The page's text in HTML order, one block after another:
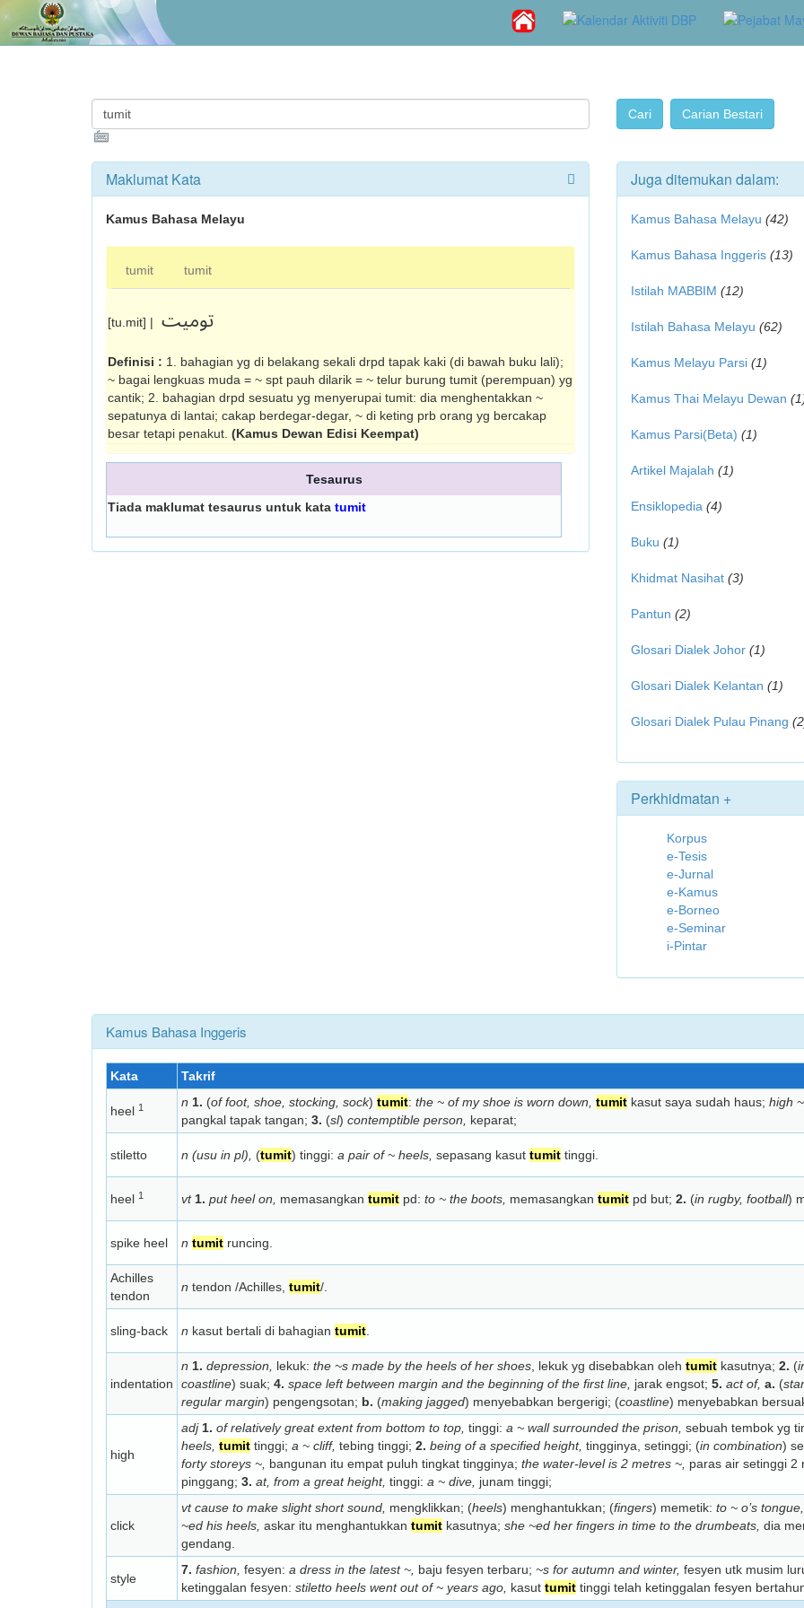
Maklumat Kata
Kamus Bahasa Melayu
tumit tumit
[tu.mit] | توميت
Definisi : 1. bahagian yg di belakang sekali drpd tapak kaki (di bawah buku lali);
~ bagai leng­kuas muda = ~ spt pauh dilarik = ~ telur burung tumit (perempuan) yg
cantik; 2. bahagi­an drpd sesuatu yg menyerupai tumit: dia menghentakkan ~
sepatunya di lantai; cakap berdegar-degar, ~ di keting prb orang yg bercakap
besar tetapi penakut. (Kamus Dewan Edisi Keempat)
Tesaurus
Tiada maklumat tesaurus untuk kata tumit
Juga ditemukan dalam:
Kamus Bahasa Melayu (42)
Kamus Bahasa Inggeris (13)
Istilah MABBIM (12)
Istilah Bahasa Melayu (62)
Kamus Melayu Parsi (1)
Kamus Thai Melayu Dewan
Kamus Parsi(Beta) (1)
Artikel Majalah (1)
Ensiklopedia (4)
Buku (1)
Khidmat Nasihat (3)
Pantun (2)
Glosari Dialek Johor (1)
Glosari Dialek Kelantan (1)
Glosari Dialek Pulau Pinang
Perkhidmatan +
Korpus
e-Tesis
e-Jurnal
e-Kamus
e-Borneo
e-Seminar
i-Pintar
Kamus Bahasa Inggeris
Kata Takrif
heel 1 n 1. (of foot, shoe, stocking, sock) tumit: the ~ of my shoe is worn down, tumit kasut saya sudah haus; high
pangkal tapak tangan; 3. (sl) contemptible person, keparat;
stiletto n (usu in pl), (tumit) tinggi: a pair of ~ heels, sepasang kasut tumit tinggi.
heel 1 vt 1. put heel on, memasangkan tumit pd: to ~ the boots, memasangkan tumit pd but; 2. (in rugby, football)
spike heel n tumit runcing.
Achilles
tendon
n tendon /Achilles, tumit/.
sling-back n kasut bertali di bahagian tumit
indentation
n 1. depression, lekuk: the ~s made by the heels of her shoes , lekuk yg disebabkan oleh tumit kasutnya; 2. (
coastline) suak; 4. space left between margin and the beginning of the first line, jarak engsot; 5. act of, a. (
regular margin) pengengsotan; b. (making jagged) menyebabkan bergerigi; (coastline) menyebabkan
high
adj 1. of relatively great extent from bottom to top, tinggi: a ~ wall surrounded the prison, sebuah tembok yg
heels, tumit tinggi; a ~ cliff, tebing tinggi; 2. being of a specified height, tingginya, setinggi; (in combination)
forty storeys ~, bangunan itu empat puluh tingkat tingginya; the water-level is 2 metres ~, paras air setinggi 2
pinggang; 3. at, from a great height, tinggi: a ~ dive, junam tinggi;
click
vt cause to make slight short sound, mengklikkan; (heels) menghantukkan; (fingers) memetik: to ~ o’s tongue,
~ed his heels, askar itu menghantukkan tumit kasutnya; she ~ed her fingers in time to the drumbeats, dia
gendang.
style
7. fashion, fesyen: a dress in the latest ~, baju fesyen terbaru; ~s for autumn and winter, fesyen utk musim
ketinggalan fesyen: stiletto heels went out of ~ years ago, kasut tumit tinggi telah ketinggalan fesyen